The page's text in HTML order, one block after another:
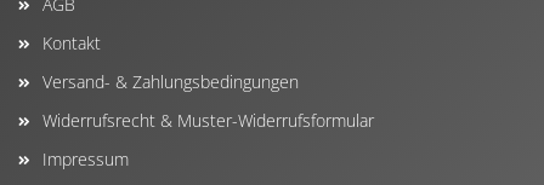
Kontakt
Versand- & Zahlungsbedingungen
Widerrufsrecht & Muster-Widerrufsformular
Impressum